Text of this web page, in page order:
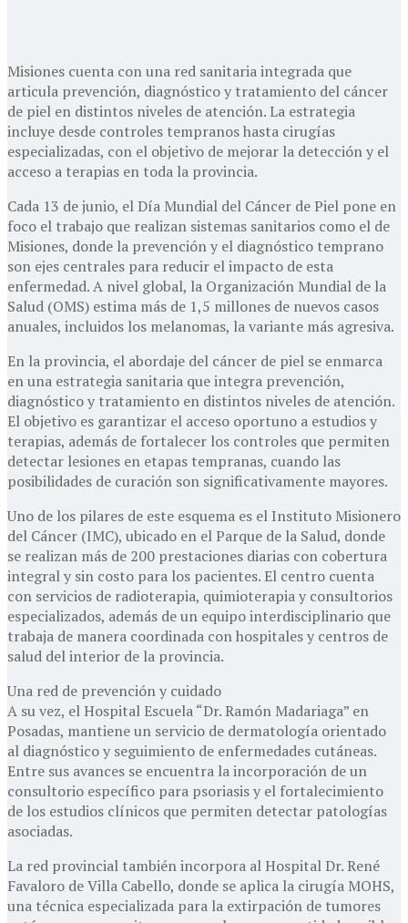
Misiones cuenta con una red sanitaria integrada que
articula prevención, diagnóstico y tratamiento del cáncer
de piel en distintos niveles de atención. La estrategia
incluye desde controles tempranos hasta cirugías
especializadas, con el objetivo de mejorar la detección y el
acceso a terapias en toda la provincia.
Cada 13 de junio, el Día Mundial del Cáncer de Piel pone en
foco el trabajo que realizan sistemas sanitarios como el de
Misiones, donde la prevención y el diagnóstico temprano
son ejes centrales para reducir el impacto de esta
enfermedad. A nivel global, la Organización Mundial de la
Salud (OMS) estima más de 1,5 millones de nuevos casos
anuales, incluidos los melanomas, la variante más agresiva.
En la provincia, el abordaje del cáncer de piel se enmarca
en una estrategia sanitaria que integra prevención,
diagnóstico y tratamiento en distintos niveles de atención.
El objetivo es garantizar el acceso oportuno a estudios y
terapias, además de fortalecer los controles que permiten
detectar lesiones en etapas tempranas, cuando las
posibilidades de curación son significativamente mayores.
Uno de los pilares de este esquema es el Instituto Misionero
del Cáncer (IMC), ubicado en el Parque de la Salud, donde
se realizan más de 200 prestaciones diarias con cobertura
integral y sin costo para los pacientes. El centro cuenta
con servicios de radioterapia, quimioterapia y consultorios
especializados, además de un equipo interdisciplinario que
trabaja de manera coordinada con hospitales y centros de
salud del interior de la provincia.
Una red de prevención y cuidado
A su vez, el Hospital Escuela “Dr. Ramón Madariaga” en
Posadas, mantiene un servicio de dermatología orientado
al diagnóstico y seguimiento de enfermedades cutáneas.
Entre sus avances se encuentra la incorporación de un
consultorio específico para psoriasis y el fortalecimiento
de los estudios clínicos que permiten detectar patologías
asociadas.
La red provincial también incorpora al Hospital Dr. René
Favaloro de Villa Cabello, donde se aplica la cirugía MOHS,
una técnica especializada para la extirpación de tumores